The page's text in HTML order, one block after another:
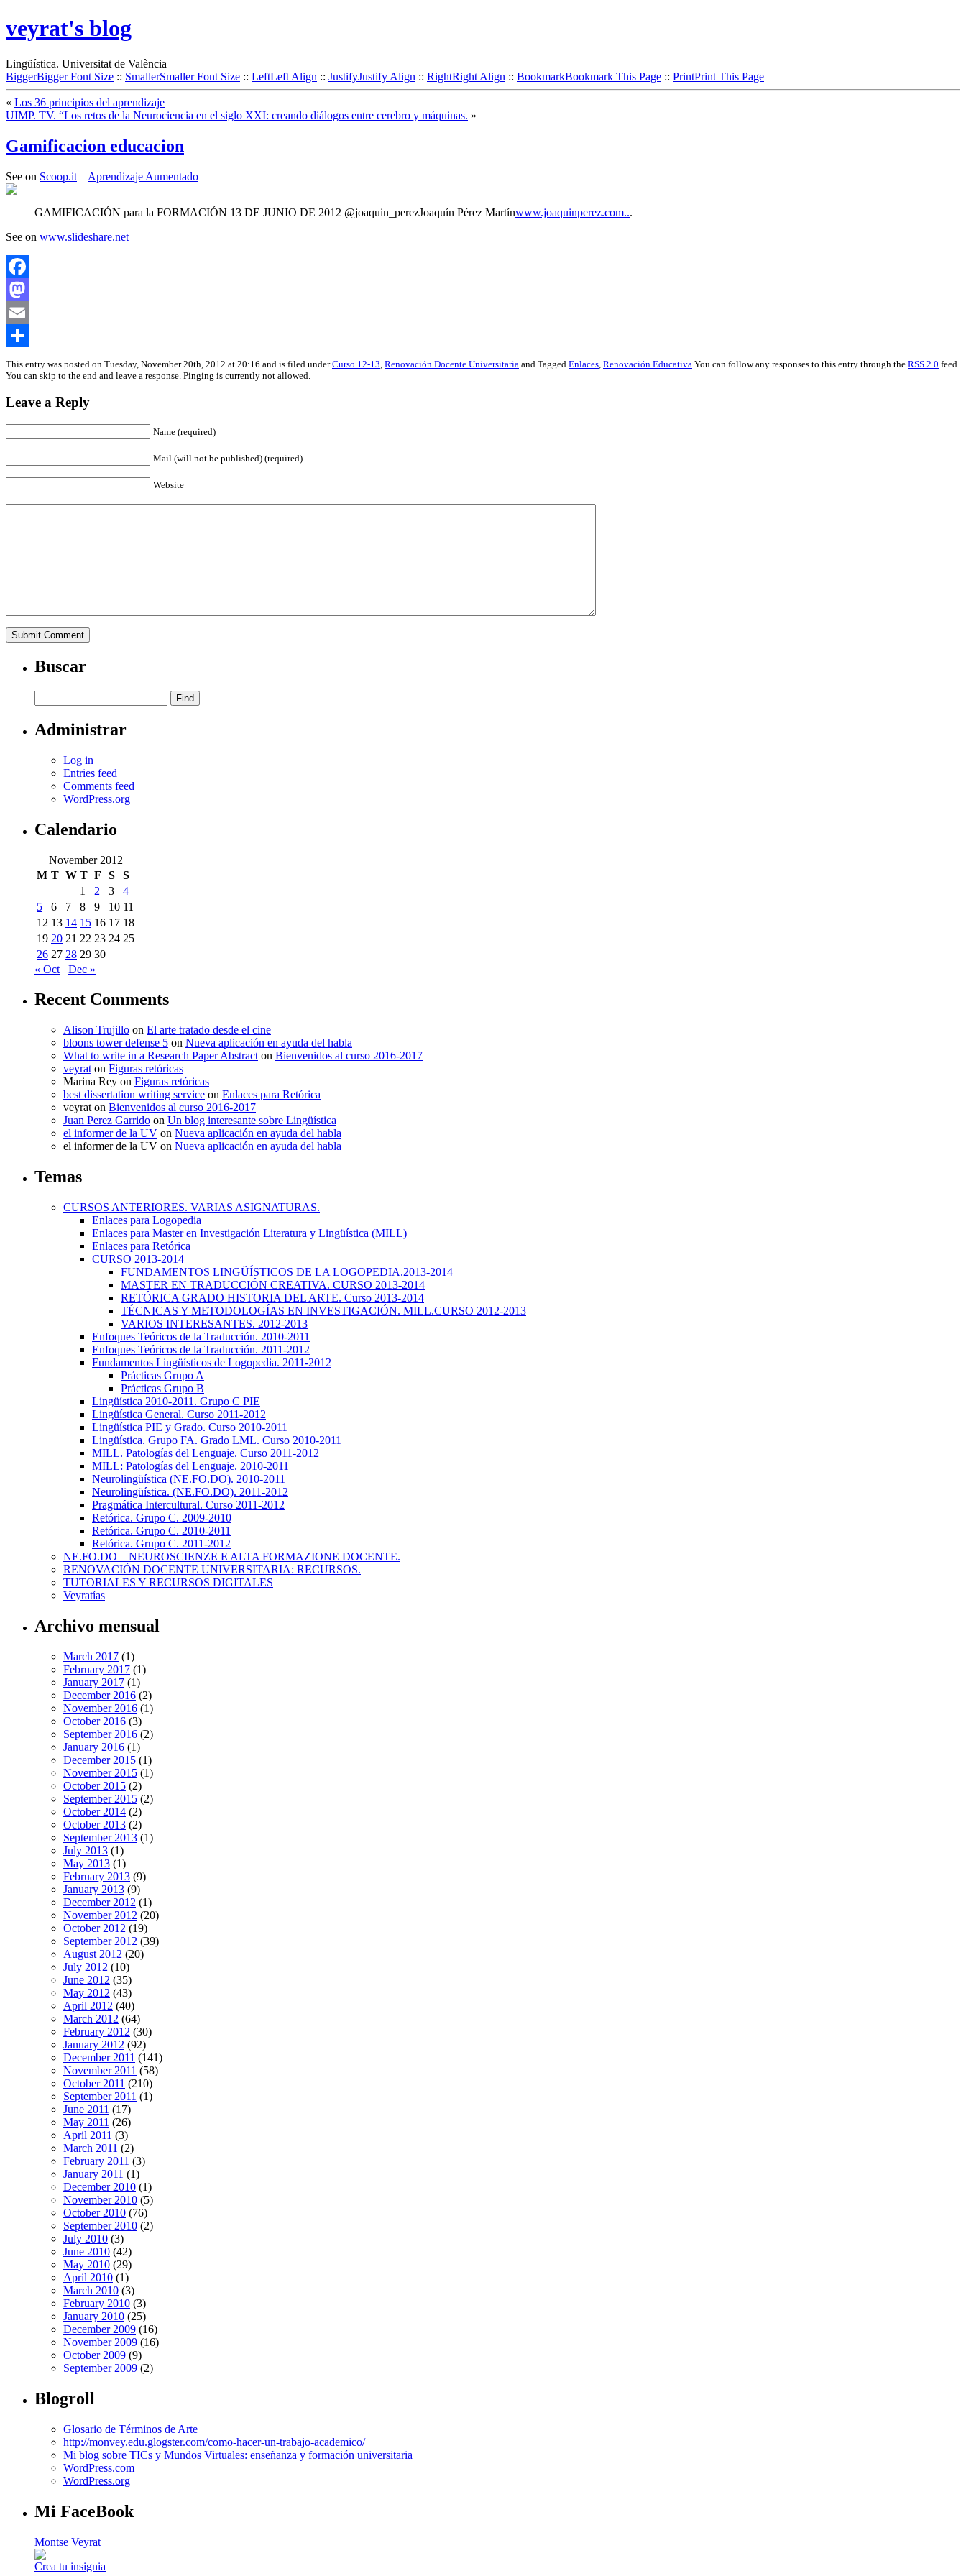
veyrat's blog
Lingüística. Universitat de València
BiggerBigger Font Size :: SmallerSmaller Font Size :: LeftLeft Align :: JustifyJustify Align :: RightRight Align :: BookmarkBookmark This Page :: PrintPrint This Page
« Los 36 principios del aprendizaje
UIMP. TV. “Los retos de la Neurociencia en el siglo XXI: creando diálogos entre cerebro y máquinas. »
Gamificacion educacion
See on Scoop.it – Aprendizaje Aumentado
GAMIFICACIÓN para la FORMACIÓN 13 DE JUNIO DE 2012 @joaquin_perezJoaquín Pérez Martínwww.joaquinperez.com...
See on www.slideshare.net
Facebook
Mastodon
Email
Share
This entry was posted on Tuesday, November 20th, 2012 at 20:16 and is filed underCurso 12-13 Renovación Docente Universitaria and Tagged Enlaces Renovación Educativa You can follow any responses to this entry through the RSS 2.0 feed.
You can skip to the end and leave a response. Pinging is currently not allowed.
Leave a Reply
Name (required)
Mail (will not be published) (required)
Website
Buscar
Administrar
Log in
Entries feed
Comments feed
WordPress.org
Calendario
November 2012
M T W T F S
S
1
2 3
4
5
6 7 8 9 10 11
12 13 14 15 16 17 18
19 20 21 22 23 24 25
26 27 28 29 30
« Oct
Dec »
Recent Comments
Alison Trujillo on El arte tratado desde el cine
bloons tower defense 5 on Nueva aplicación en ayuda del habla
What to write in a Research Paper Abstract on Bienvenidos al curso 2016-2017
veyrat on Figuras retóricas
Marina Rey on Figuras retóricas
best dissertation writing service on Enlaces para Retórica
veyrat on Bienvenidos al curso 2016-2017
Juan Perez Garrido on Un blog interesante sobre Lingüística
el informer de la UV on Nueva aplicación en ayuda del habla
el informer de la UV on Nueva aplicación en ayuda del habla
Temas
CURSOS ANTERIORES. VARIAS ASIGNATURAS.
Enlaces para Logopedia
Enlaces para Master en Investigación Literatura y Lingüística (MILL)
Enlaces para Retórica
CURSO 2013-2014
FUNDAMENTOS LINGÜÍSTICOS DE LA LOGOPEDIA.2013-2014
MASTER EN TRADUCCIÓN CREATIVA. CURSO 2013-2014
RETÓRICA GRADO HISTORIA DEL ARTE. Curso 2013-2014
TÉCNICAS Y METODOLOGÍAS EN INVESTIGACIÓN. MILL.CURSO 2012-2013
VARIOS INTERESANTES. 2012-2013
Enfoques Teóricos de la Traducción. 2010-2011
Enfoques Teóricos de la Traducción. 2011-2012
Fundamentos Lingüísticos de Logopedia. 2011-2012
Prácticas Grupo A
Prácticas Grupo B
Lingüística 2010-2011. Grupo C PIE
Lingüística General. Curso 2011-2012
Lingüística PIE y Grado. Curso 2010-2011
Lingüística. Grupo FA. Grado LML. Curso 2010-2011
MILL. Patologías del Lenguaje. Curso 2011-2012
MILL: Patologías del Lenguaje. 2010-2011
Neurolingüística (NE.FO.DO). 2010-2011
Neurolingüística. (NE.FO.DO). 2011-2012
Pragmática Intercultural. Curso 2011-2012
Retórica. Grupo C. 2009-2010
Retórica. Grupo C. 2010-2011
Retórica. Grupo C. 2011-2012
NE.FO.DO – NEUROSCIENZE E ALTA FORMAZIONE DOCENTE.
RENOVACIÓN DOCENTE UNIVERSITARIA: RECURSOS.
TUTORIALES Y RECURSOS DIGITALES
Veyratías
Archivo mensual
March 2017 (1)
February 2017 (1)
January 2017 (1)
December 2016 (2)
November 2016 (1)
October 2016 (3)
September 2016 (2)
January 2016 (1)
December 2015 (1)
November 2015 (1)
October 2015 (2)
September 2015 (2)
October 2014 (2)
October 2013 (2)
September 2013 (1)
July 2013 (1)
May 2013 (1)
February 2013 (9)
January 2013 (9)
December 2012 (1)
November 2012 (20)
October 2012 (19)
September 2012 (39)
August 2012 (20)
July 2012 (10)
June 2012 (35)
May 2012 (43)
April 2012 (40)
March 2012 (64)
February 2012 (30)
January 2012 (92)
December 2011 (141)
November 2011 (58)
October 2011 (210)
September 2011 (1)
June 2011 (17)
May 2011 (26)
April 2011 (3)
March 2011 (2)
February 2011 (3)
January 2011 (1)
December 2010 (1)
November 2010 (5)
October 2010 (76)
September 2010 (2)
July 2010 (3)
June 2010 (42)
May 2010 (29)
April 2010 (1)
March 2010 (3)
February 2010 (3)
January 2010 (25)
December 2009 (16)
November 2009 (16)
October 2009 (9)
September 2009 (2)
Blogroll
Glosario de Términos de Arte
http://monvey.edu.glogster.com/como-hacer-un-trabajo-academico/
Mi blog sobre TICs y Mundos Virtuales: enseñanza y formación universitaria
WordPress.com
WordPress.org
Mi FaceBook
Montse Veyrat
Crea tu insignia